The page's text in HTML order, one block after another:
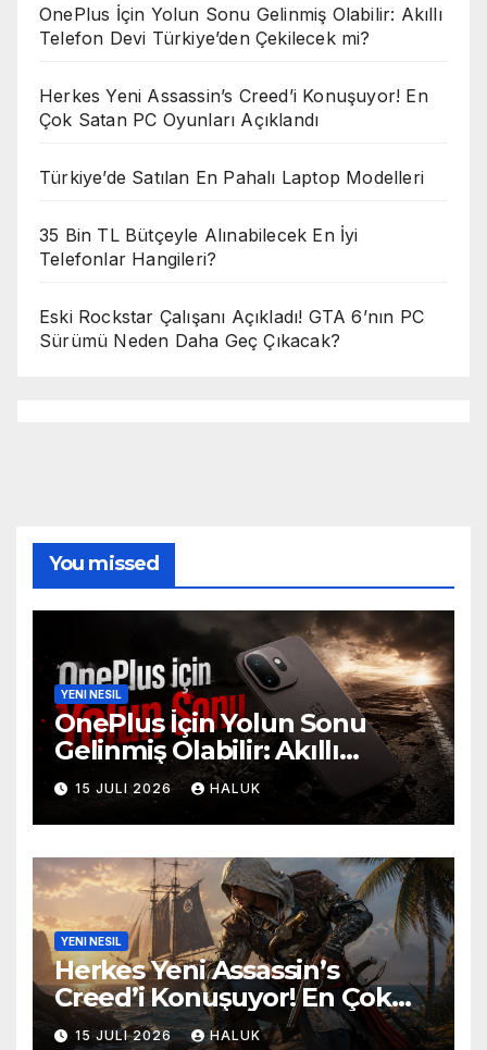
OnePlus İçin Yolun Sonu Gelinmiş Olabilir: Akıllı
Telefon Devi Türkiye’den Çekilecek mi?
Herkes Yeni Assassin’s Creed’i Konuşuyor! En
Çok Satan PC Oyunları Açıklandı
Türkiye’de Satılan En Pahalı Laptop Modelleri
35 Bin TL Bütçeyle Alınabilecek En İyi
Telefonlar Hangileri?
Eski Rockstar Çalışanı Açıkladı! GTA 6’nın PC
Sürümü Neden Daha Geç Çıkacak?
You missed
YENI NESIL
OnePlus İçin Yolun Sonu
Gelinmiş Olabilir: Akıllı
Telefon Devi Türkiye’den
Çekilecek mi?
15 JULI 2026 HALUK
YENI NESIL
Herkes Yeni Assassin’s
Creed’i Konuşuyor! En Çok
Satan PC Oyunları Açıklandı
15 JULI 2026 HALUK